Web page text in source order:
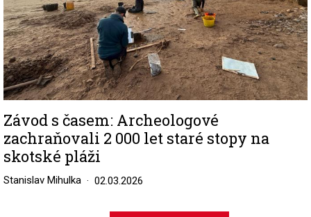
Závod s časem: Archeologové
zachraňovali 2 000 let staré stopy na
skotské pláži
Stanislav Mihulka 02.03.2026